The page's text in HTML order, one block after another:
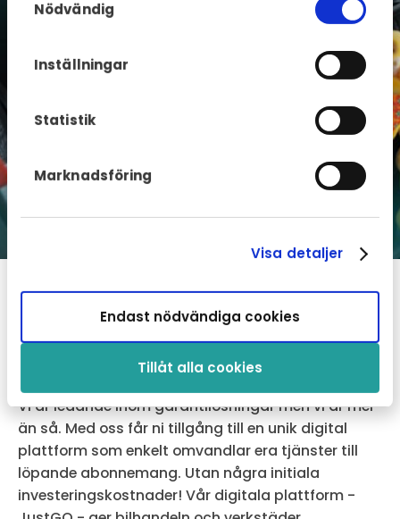
Nödvändig
Inställningar
Statistik
Marknadsföring
Visa detaljer
Tillåt alla cookies
Endast nödvändiga cookies
Ett bredare utbud som
stärker er affär!
Vi är ledande inom garantilösningar men vi är mer
än så. Med oss får ni tillgång till en unik digital
plattform som enkelt omvandlar era tjänster till
löpande abonnemang. Utan några initiala
investeringskostnader! Vår digitala plattform -